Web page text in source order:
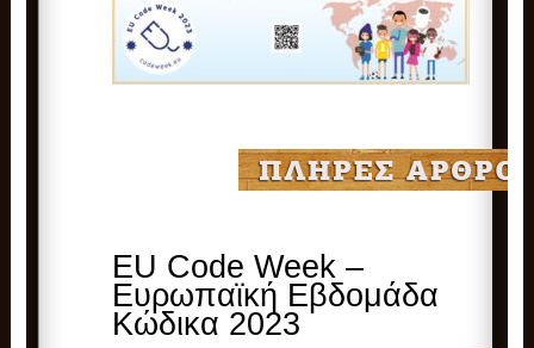
EU Code Week –
Ευρωπαϊκή Εβδομάδα
Κώδικα 2023